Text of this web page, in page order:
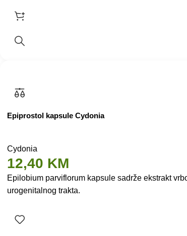
Epiprostol kapsule Cydonia
Cydonia
12,40 KM
Epilobium parviflorum kapsule sadrže ekstrakt
urogenitalnog trakta.